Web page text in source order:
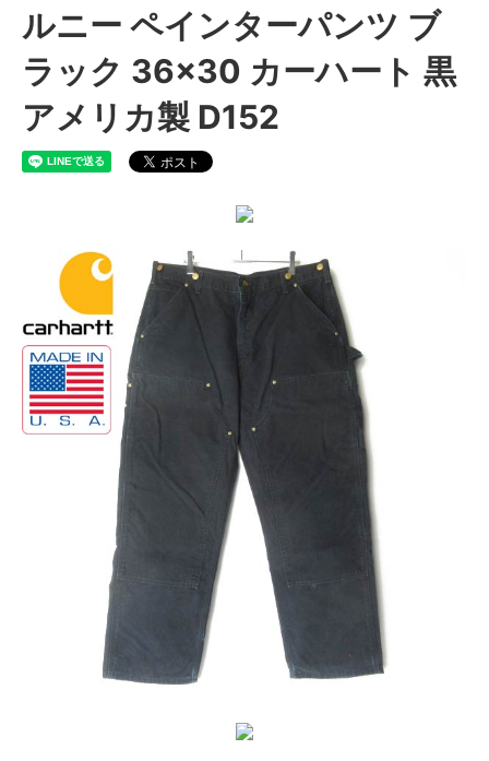
ルニー ペインターパンツ ブ
ラック 36×30 カーハート 黒
アメリカ製 D152